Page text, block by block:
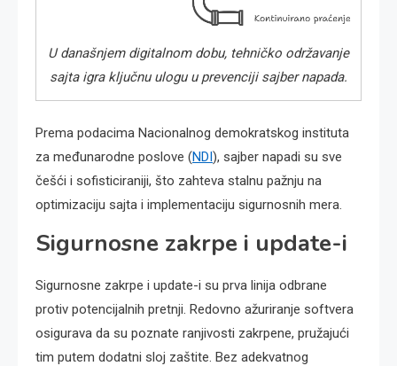
U današnjem digitalnom dobu, tehničko održavanje
sajta igra ključnu ulogu u prevenciji sajber napada.
Prema podacima Nacionalnog demokratskog instituta
za međunarodne poslove (NDI), sajber napadi su sve
češći i sofisticiraniji, što zahteva stalnu pažnju na
optimizaciju sajta i implementaciju sigurnosnih mera.
Sigurnosne zakrpe i update-i
Sigurnosne zakrpe i update-i su prva linija odbrane
protiv potencijalnih pretnji. Redovno ažuriranje softvera
osigurava da su poznate ranjivosti zakrpene, pružajući
tim putem dodatni sloj zaštite. Bez adekvatnog